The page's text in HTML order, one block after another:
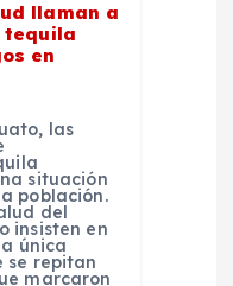
llaman a
tequila
en
las
situación
población.
del
insisten en
única
se repitan
marcaron